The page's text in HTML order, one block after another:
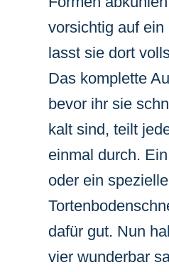
vorsichtig auf
lasst sie dort
Das komplette
bevor ihr sie
kalt sind, teilt
einmal durch.
oder ein
dafür gut. Nun
vier wunderbar